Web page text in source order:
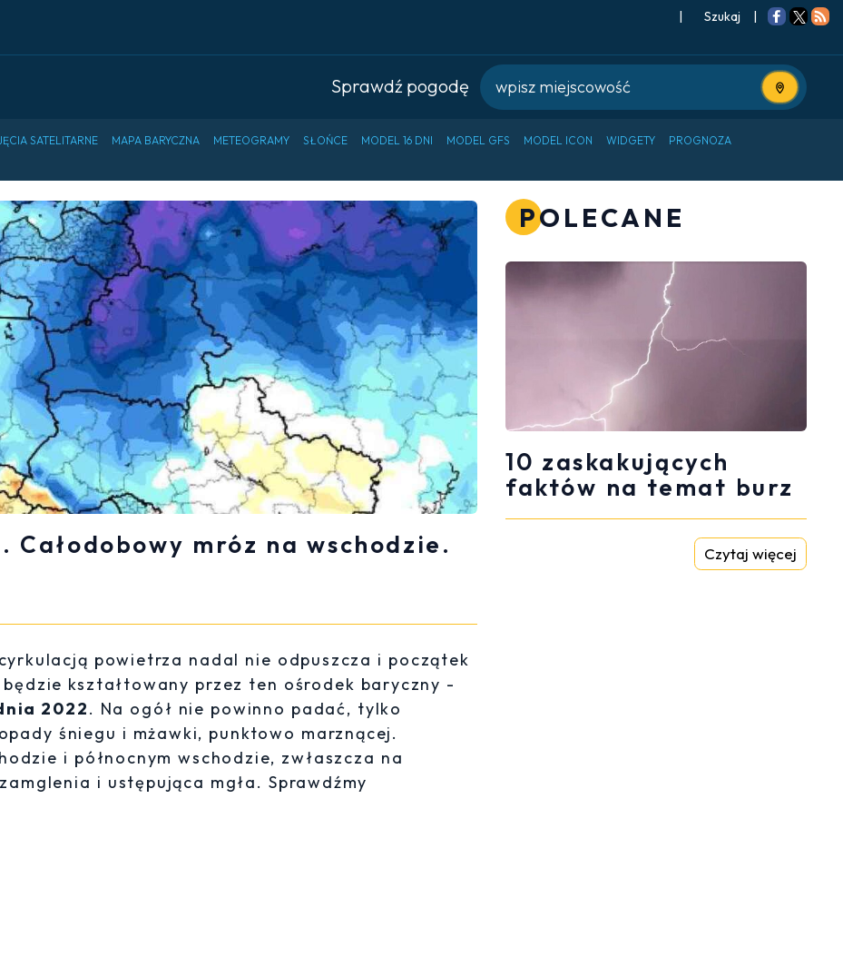
| |
Sprawdź pogodę Użyj
SATELITARNE MAPA BARYCZNA METEOGRAMY SŁOŃCE MODEL 16 DNI MODEL GFS MODEL ICON WIDGETY PROGNOZA
Całodobowy mróz na wschodzie.
powietrza nadal nie odpuszcza i początek
kształtowany przez ten ośrodek baryczny -
2022. Na ogół nie powinno padać, tylko
śniegu i mżawki, punktowo marznącej.
i północnym wschodzie, zwłaszcza na
i ustępująca mgła. Sprawdźmy
POLECANE
10 zaskakujących
faktów na temat burz
Czytaj więcej